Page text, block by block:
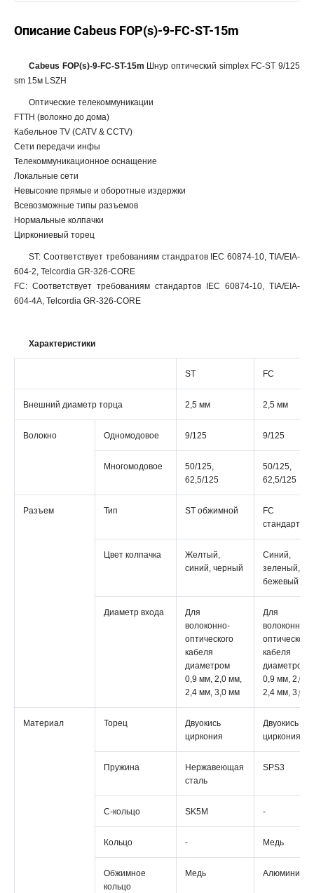
Описание Cabeus FOP(s)-9-FC-ST-15m
Cabeus FOP(s)-9-FC-ST-15m Шнур оптический simplex FC-ST 9/125
sm 15м LSZH
Оптические телекоммуникации
FTTH (волокно до дома)
Кабельное TV (CATV & CCTV)
Сети передачи инфы
Телекоммуникационное оснащение
Локальные сети
Невысокие прямые и оборотные издержки
Всевозможные типы разъемов
Нормальные колпачки
Циркониевый торец
ST: Соответствует требованиям стандратов IEC 60874-10, TIA/EIA-
604-2, Telcordia GR-326-CORE
FC: Соответствует требованиям стандартов IEC 60874-10, TIA/EIA-
604-4A, Telcordia GR-326-CORE
Характеристики
ST FC
Внешний диаметр торца 2,5 мм 2,5 мм
Волокно Одномодовое 9/125 9/125
Многомодовое
50/125,
62,5/125
50/125,
62,5/125
Разъем Тип ST обжимной
FC
Цвет колпачка
Желтый,
синий, черный
Синий,
зеленый,
бежевый
Диаметр входа
Для
волоконно-
оптического
кабеля
диаметром
0,9 мм, 2,0 мм,
2,4 мм, 3,0 мм
Для
волоконно-
оптического
кабеля
диаметром
0,9 мм, 2,0
2,4 мм, 3,0
Материал Торец
Двуокись
циркония
Двуокись
циркония
Пружина
Нержавеющая
сталь
SPS3
С-кольцо SK5M -
Кольцо - Медь
Обжимное
кольцо
Медь Алюминий